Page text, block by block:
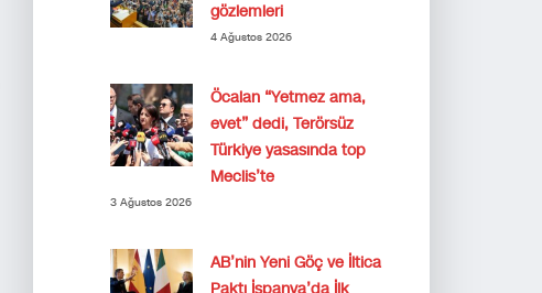
gözlemleri
4 Ağustos 2026
Öcalan “Yetmez ama,
evet” dedi, Terörsüz
Türkiye yasasında top
Meclis’te
3 Ağustos 2026
AB’nin Yeni Göç ve İltica